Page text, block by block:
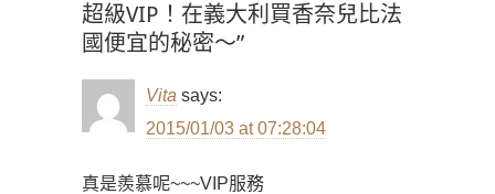
超級VIP！在義大利買香奈兒比法
國便宜的秘密～”
Vita says:
2015/01/03 at 07:28:04
真是羨慕呢~~~VIP服務